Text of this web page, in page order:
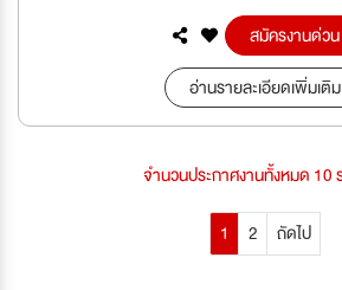
สมัครงานด่วน
อ่านรายละเอียดเพิ่มเติม
จำนวนประกาศงานทั้งหมด 10
1 2 ถัดไป